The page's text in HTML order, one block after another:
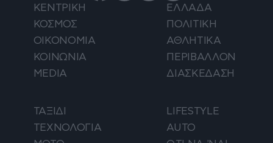
ΚΕΝΤΡΙΚΗ
ΕΛΛΑΔΑ
ΚΟΣΜΟΣ
ΠΟΛΙΤΙΚΗ
ΟΙΚΟΝΟΜΙΑ
ΑΘΛΗΤΙΚΑ
ΚΟΙΝΩΝΙΑ
ΠΕΡΙΒΑΛΛΟΝ
MEDIA
ΔΙΑΣΚΕΔΑΣΗ
ΤΑΞΙΔΙ
LIFESTYLE
ΤΕΧΝΟΛΟΓΙΑ
AUTO